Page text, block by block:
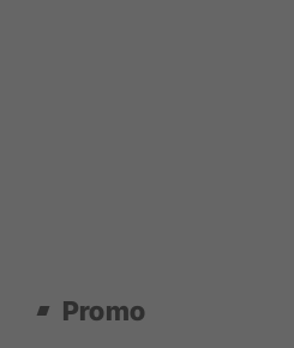
Promo